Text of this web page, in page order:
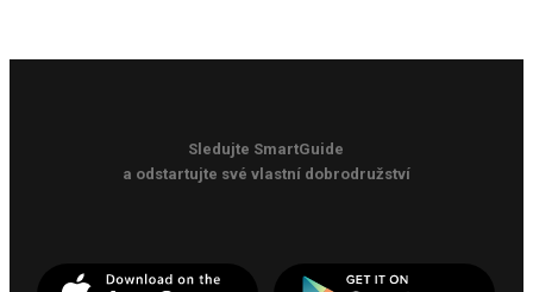
Sledujte SmartGuide
a odstartujte své vlastní dobrodružství